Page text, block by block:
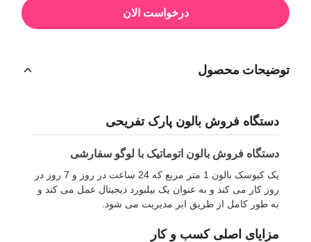
درخواست الان
توضیحات محصول
دستگاه فروش بالون پارک تفریحی
دستگاه فروش بالون اتوماتیک با لوگو سفارشی
یک کیوسک بالون 1 متر مربع که 24 ساعت در روز و 7 روز در
روز کار می کند و به عنوان یک بیلبورد دیجیتال عمل می کند و
به طور کامل از طریق ابر مدیریت می شود.
مزایای اصلی کسب و کار